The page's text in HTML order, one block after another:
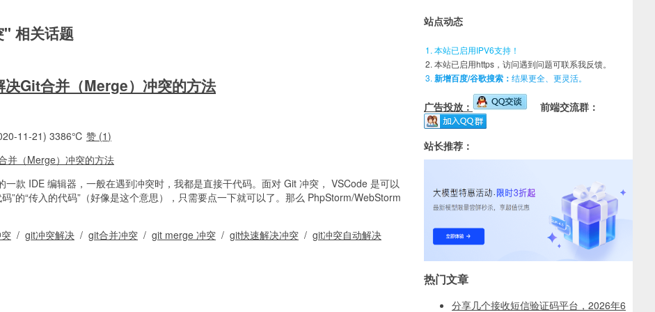
相关话题
Git合并（Merge）冲突的方法
11-21) 3386℃ 赞 (1)
一款 IDE 编辑器，一般在遇到冲突时，我都是直接干代码。面对 Git 冲突， VSCode 是可以
”的“传入的代码”（好像是这个意思），只需要点一下就可以了。那么 PhpStorm/WebStorm
/ git冲突解决 / git合并冲突 / git merge 冲突 / git快速解决冲突 / git冲突自动解决
站点动态
本站已启用IPV6支持！
本站已启用https，访问遇到问题可联系我反馈。
新增百度/谷歌搜索： 结果更全、更灵活。
广告投放： 前端交流群：
站长推荐：
热门文章
分享几个接收短信验证码平台，2026年6